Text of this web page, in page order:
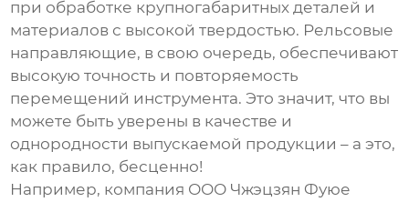
при обработке крупногабаритных деталей и
материалов с высокой твердостью. Рельсовые
направляющие, в свою очередь, обеспечивают
высокую точность и повторяемость
перемещений инструмента. Это значит, что вы
можете быть уверены в качестве и
однородности выпускаемой продукции – а это,
как правило, бесценно!
Например, компания ООО Чжэцзян Фуюе